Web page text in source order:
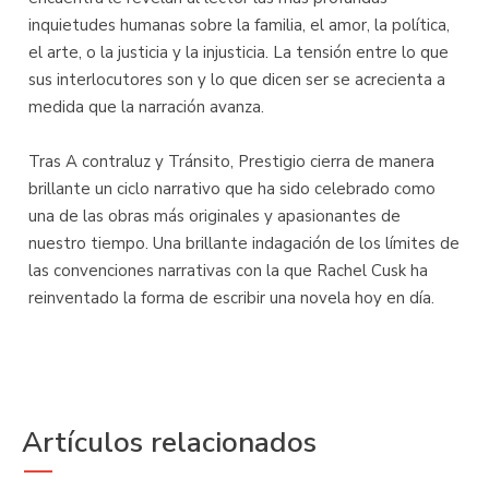
inquietudes humanas sobre la familia, el amor, la política,
el arte, o la justicia y la injusticia. La tensión entre lo que
sus interlocutores son y lo que dicen ser se acrecienta a
medida que la narración avanza.
Tras A contraluz y Tránsito, Prestigio cierra de manera
brillante un ciclo narrativo que ha sido celebrado como
una de las obras más originales y apasionantes de
nuestro tiempo. Una brillante indagación de los límites de
las convenciones narrativas con la que Rachel Cusk ha
reinventado la forma de escribir una novela hoy en día.
Artículos relacionados